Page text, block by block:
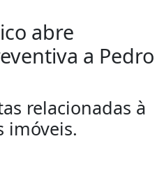
abre
a Pedro
relacionadas à
imóveis.